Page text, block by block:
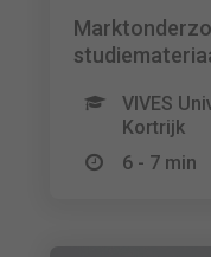
VIVES
Kortrijk
6 - 7 min